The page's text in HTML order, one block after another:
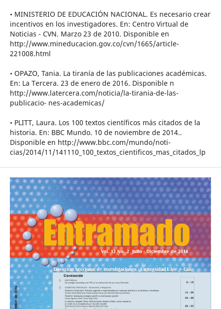
• MINISTERIO DE EDUCACIÓN NACIONAL. Es necesario crear
incentivos en los investigadores. En: Centro Virtual de
Noticias - CVN. Marzo 23 de 2010. Disponible en
http://www.mineducacion.gov.co/cvn/1665/article-
221008.html
• OPAZO, Tania. La tiranía de las publicaciones académicas.
En: La Tercera. 23 de enero de 2016. Disponible n
http://www.latercera.com/noticia/la-tirania-de-las-
publicacio- nes-academicas/
• PLITT, Laura. Los 100 textos científicos más citados de la
historia. En: BBC Mundo. 10 de noviembre de 2014..
Disponible en http://www.bbc.com/mundo/noti-
cias/2014/11/141110_100_textos_cientificos_mas_citados_lp